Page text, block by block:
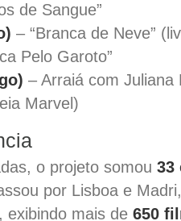
de Sangue”
– “Branca de Neve”
Pelo Garoto”
– Arraiá com Juliana
Marvel)
o projeto somou 33
por Lisboa e
, exibindo mais de 650